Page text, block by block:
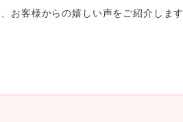
ショップブログ
お客様からの嬉しい声をご紹介します